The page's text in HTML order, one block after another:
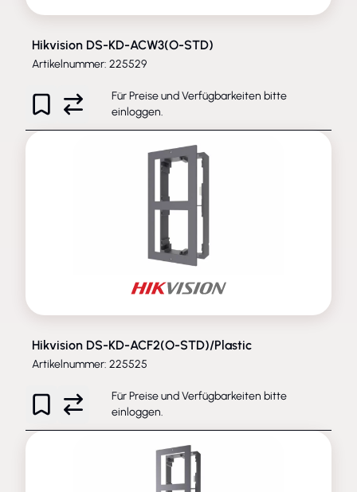
Hikvision DS-KD-ACW3(O-STD)
Artikelnummer: 225529
Für Preise und Verfügbarkeiten bitte
einloggen.
Hikvision DS-KD-ACF2(O-STD)/Plastic
Artikelnummer: 225525
Für Preise und Verfügbarkeiten bitte
einloggen.